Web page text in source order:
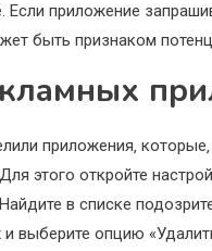
Если приложение
быть признаком
приложения‚
этого откройте
в списке
выберите опцию